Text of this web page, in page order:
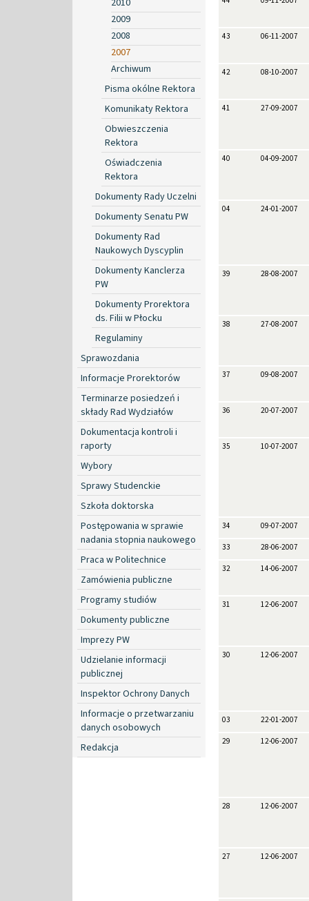
2009
2008
2007
Archiwum
Pisma okólne Rektora
Komunikaty Rektora
Obwieszczenia
Rektora
Oświadczenia
Rektora
Dokumenty Rady Uczelni
Dokumenty Senatu PW
Dokumenty Rad
Naukowych Dyscyplin
Dokumenty Kanclerza
PW
Dokumenty Prorektora
ds. Filii w Płocku
Regulaminy
Sprawozdania
Informacje Prorektorów
Terminarze posiedzeń i
składy Rad Wydziałów
Dokumentacja kontroli i
raporty
Wybory
Sprawy Studenckie
Szkoła doktorska
Postępowania w sprawie
nadania stopnia naukowego
Praca w Politechnice
Zamówienia publiczne
Programy studiów
Dokumenty publiczne
Imprezy PW
Udzielanie informacji
publicznej
Inspektor Ochrony Danych
Informacje o przetwarzaniu
danych osobowych
Redakcja
43 06-11-2007
42 08-10-2007
41 27-09-2007
40 04-09-2007
04 24-01-2007
39 28-08-2007
38 27-08-2007
37 09-08-2007
36 20-07-2007
35 10-07-2007
34 09-07-2007
33 28-06-2007
32 14-06-2007
31 12-06-2007
30 12-06-2007
03 22-01-2007
29 12-06-2007
28 12-06-2007
27 12-06-2007